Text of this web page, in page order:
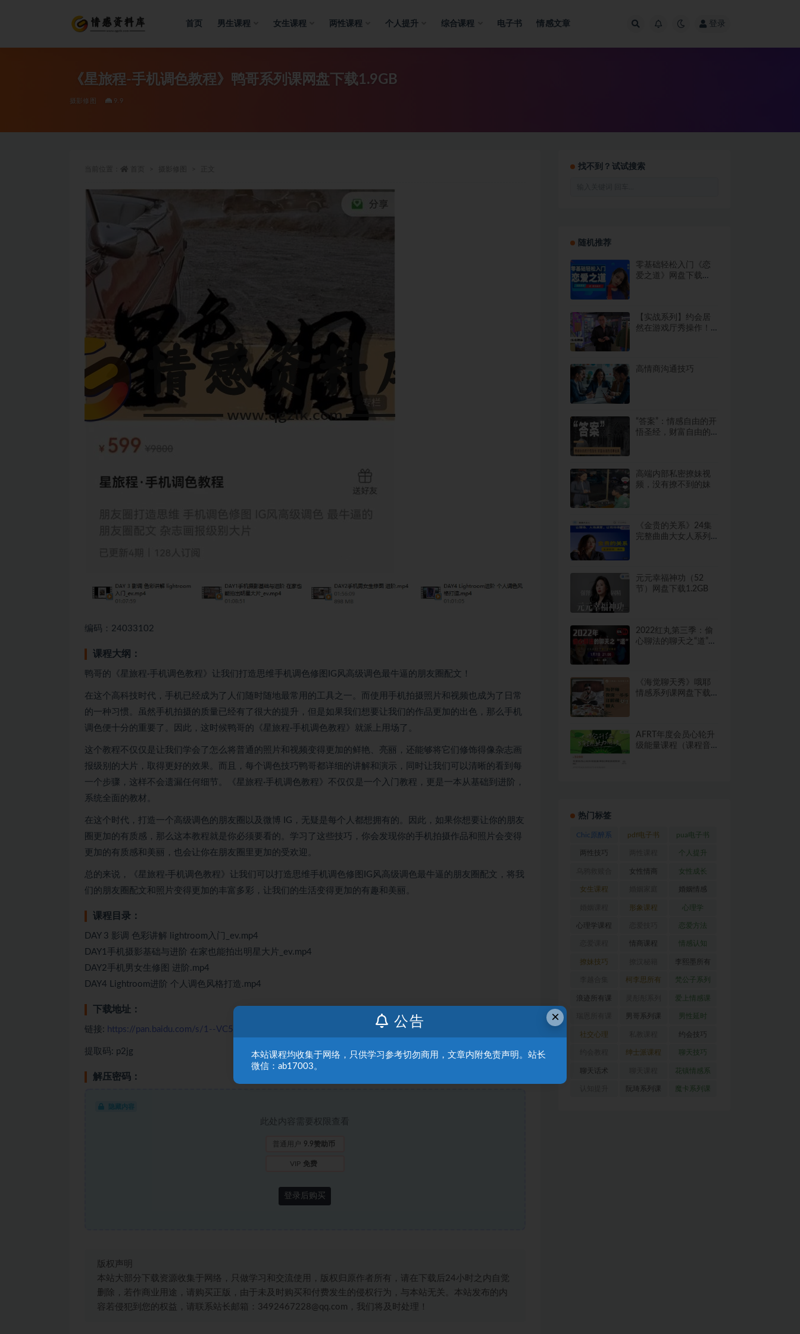
首页 男生课程 女生课程 两性课程 个人提升 综合课程 电子书 情感文章 登录
《星旅程-手机调色教程》鸭哥系列课网盘下载1.9GB
摄影修图 9.9
编码：24033102
课程大纲：
鸭哥的《星旅程·手机调色教程》让我们打造思维手机调色修图IG风高级调色最牛逼的朋友圈配文！
在这个高科技时代，手机已经成为了人们随时随地最常用的工具之一。而使用手机拍摄照片和视频也成为了日常
的一种习惯。虽然手机拍摄的质量已经有了很大的提升，但是如果我们想要让我们的作品更加的出色，那么手机
调色便十分的重要了。因此，这时候鸭哥的《星旅程·手机调色教程》就派上用场了。
这个教程不仅仅是让我们学会了怎么将普通的照片和视频变得更加的鲜艳、亮丽，还能够将它们修饰得像杂志画
报级别的大片，取得更好的效果。而且，每个调色技巧鸭哥都详细的讲解和演示，同时让我们可以清晰的看到每
一个步骤，这样不会遗漏任何细节。《星旅程·手机调色教程》不仅仅是一个入门教程，更是一本从基础到进阶，
系统全面的教材。
在这个时代，打造一个高级调色的朋友圈以及微博 IG，无疑是每个人都想拥有的。因此，如果你想要让你的朋友
圈更加的有质感，那么这本教程就是你必须要看的。学习了这些技巧，你会发现你的手机拍摄作品和照片会变得
更加的有质感和美丽，也会让你在朋友圈里更加的受欢迎。
总的来说，《星旅程·手机调色教程》让我们可以打造思维手机调色修图IG风高级调色最牛逼的朋友圈配文，将我
们的朋友圈配文和照片变得更加的丰富多彩，让我们的生活变得更加的有趣和美丽。
课程目录：
DAY 3 影调 色彩讲解 lightroom入门_ev.mp4
DAY1手机摄影基础与进阶 在家也能拍出明星大片_ev.mp4
DAY2手机男女生修图 进阶.mp4
DAY4 Lightroom进阶 个人调色风格打造.mp4
下载地址：
链接: https://pan.baidu.com/s/1--VC5GdLg0_DxxO0Zly05Q
提取码: p2jg
解压密码：
隐藏内容
此处内容需要权限查看
普通用户 9.9赞助币
VIP 免费
登录后购买
版权声明
本站大部分下载资源收集于网络，只做学习和交流使用，版权归原作者所有，请在下载后24小时之内自觉
删除，若作商业用途，请购买正版，由于未及时购买和付费发生的侵权行为，与本站无关。本站发布的内
容若侵犯到您的权益，请联系站长邮箱：3492467228@qq.com，我们将及时处理！
找不到？试试搜索
随机推荐
零基础轻松入门《恋
爱之道》网盘下载
【实战系列】约会居
然在游戏厅秀操作！
高情商沟通技巧
“答案”：情感自由的开
悟圣经，财富自由的
高端内部私密撩妹视
频，没有撩不到的妹
《金贵的关系》24集
完整曲曲大女人系列
元元幸福神功（52
节）网盘下载1.2GB
2022红丸第三季：偷
心聊法的聊天之“道”网
《海觉聊天秀》哦耶
情感系列课网盘下载
AFRT年度会员心轮升
级能量课程（课程音
热门标签
Chic原醉系
列(47)
pdf电子书 pua电子书
(316)
两性技巧
(194)
个人提升
(27)
集(42)
女性情商 女性成长
(39)
女生课程
(56)
婚姻情感
(30)
(54)
形象课程 心理学
(128)
心理学课程
(92)
恋爱方法
(88)
(54)
情商课程 情感认知
(22)
撩妹技巧
(31)
李熙墨所有
课程(24)
(23)
柯李思所有 梵公子系列
(31)
浪迹所有课
(26)
爱上情感课
程(34)
程(26)
男哥系列课 男性延时
(26)
社交心理
(80)
约会技巧
(41)
(51)
绅士派课程 聊天技巧
(155)
聊天话术
(171)
花镇情感系
列 (35)
阮琦系列课 魔卡系列课
×
公告
本站课程均收集于网络，只供学习参考切勿商用，文章内附免责声明。站长
微信：ab17003。